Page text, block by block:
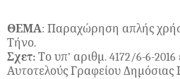
ΘΕΜΑ: Παραχώρηση απλής
Τήνο.
Σχετ: Το υπ’ αριθμ. 4172/6-6-
Αυτοτελούς Γραφείου Δημόσιας